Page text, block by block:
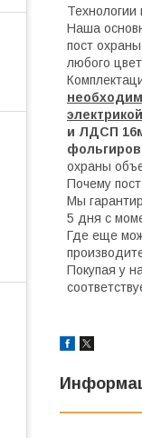
Наша
пост
любого
и ЛДСП
охраны
Почему
Мы
5 дня с
Где еще
Покупая у